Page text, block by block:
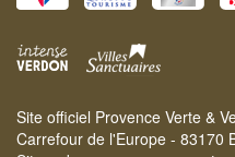
Site officiel Provence Verte &
Carrefour de l'Europe - 83170